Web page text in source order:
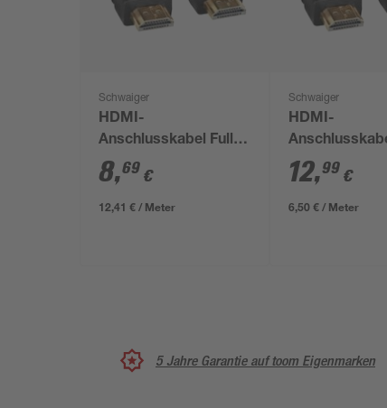
Schwaiger
HDMI-
Anschlusskabel Full
HD 0,7 m
8,69 €
12,41 € / Meter
Schwaiger
HDMI-
HD 2 m
12,99 €
6,50 € / Meter
5 Jahre Garantie auf toom Eigenmarken